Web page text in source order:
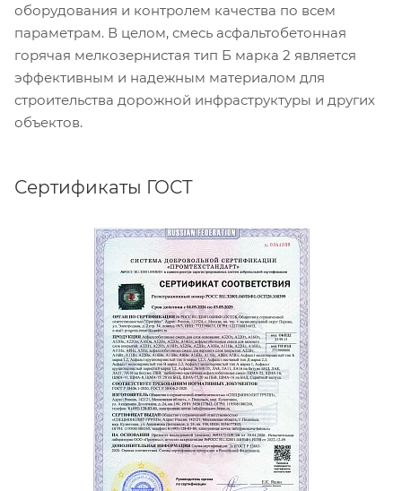
оборудования и контролем качества по всем
параметрам. В целом, смесь асфальтобетонная
горячая мелкозернистая тип Б марка 2 является
эффективным и надежным материалом для
строительства дорожной инфраструктуры и других
объектов.
Сертификаты ГОСТ